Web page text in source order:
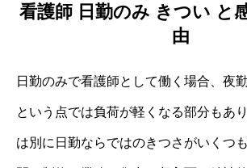
看護師 日勤のみ きつい と
由
日勤のみで看護師として働く場合、夜
という点では負荷が軽くなる部分もあ
は別に日勤ならではのきつさがいくつ